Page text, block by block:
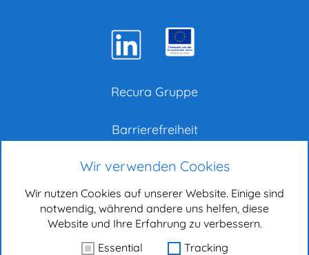
Recura Gruppe
Barrierefreiheit
Impressum
Datenschutz
Bewerber-Datenschutz
Wir verwenden Cookies
Wir nutzen Cookies auf unserer Website. Einige sind
notwendig, während andere uns helfen, diese
Website und Ihre Erfahrung zu verbessern.
Essential
Tracking